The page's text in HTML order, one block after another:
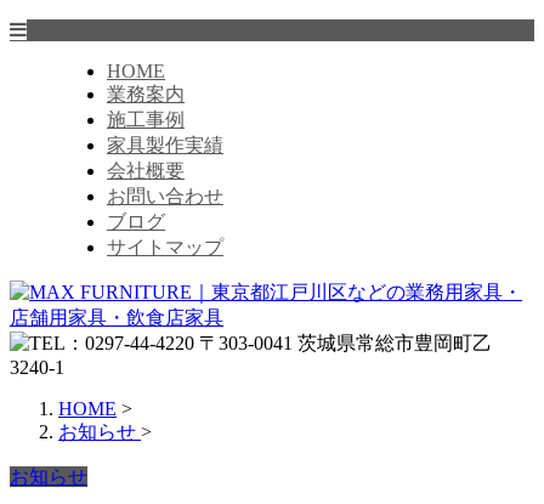
HOME
業務案内
施工事例
家具製作実績
会社概要
お問い合わせ
ブログ
サイトマップ
HOME >
お知らせ >
お知らせ